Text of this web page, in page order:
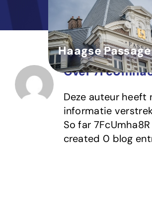
Haagse Passage
Over
Deze auteur heeft
informatie
So far
created 0 blog